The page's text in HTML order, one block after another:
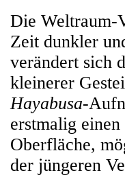
Die Weltraum-
Zeit dunkler
verändert sich
kleinerer
Hayabusa-
erstmalig
Oberfläche,
der jüngeren